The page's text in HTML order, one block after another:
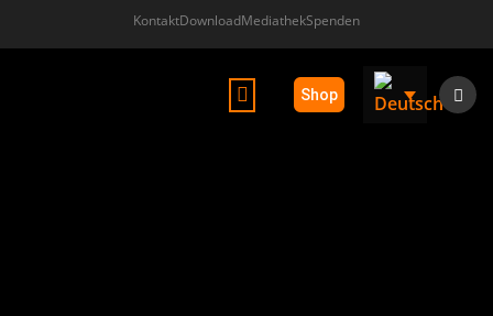
KontaktDownloadMediathekSpenden
Shop